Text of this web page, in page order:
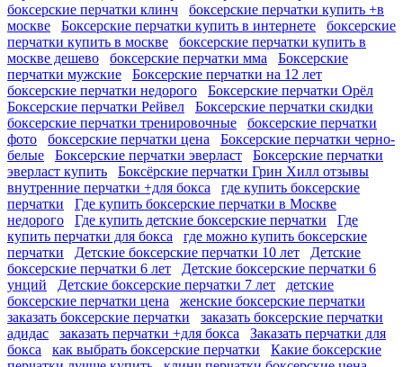
боксерские перчатки клинч
боксерские перчатки купить +в
москве
Боксерские перчатки купить в интернете
боксерские
перчатки купить в москве
боксерские перчатки купить в
москве дешево
боксерские перчатки мма
Боксерские
перчатки мужские
Боксерские перчатки на 12 лет
боксерские перчатки недорого
Боксерские перчатки Орёл
Боксерские перчатки Рейвел
Боксерские перчатки скидки
боксерские перчатки тренировочные
боксерские перчатки
фото
боксерские перчатки цена
Боксерские перчатки черно-
белые
Боксерские перчатки эверласт
Боксерские перчатки
эверласт купить
Боксёрские перчатки Грин Хилл отзывы
внутренние перчатки +для бокса
где купить боксерские
перчатки
Где купить боксерские перчатки в Москве
недорого
Где купить детские боксерские перчатки
Где
купить перчатки для бокса
где можно купить боксерские
перчатки
Детские боксерские перчатки 10 лет
Детские
боксерские перчатки 6 лет
Детские боксерские перчатки 6
унций
Детские боксерские перчатки 7 лет
детские
боксерские перчатки цена
женские боксерские перчатки
заказать боксерские перчатки
заказать боксерские перчатки
адидас
заказать перчатки +для бокса
Заказать перчатки для
бокса
как выбрать боксерские перчатки
Какие боксерские